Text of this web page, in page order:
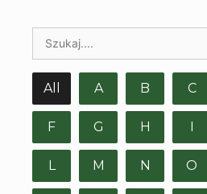
All A B C
F G H
L M N O